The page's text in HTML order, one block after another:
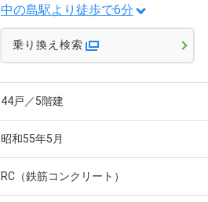
中の島駅より徒歩で6分
乗り換え検索
44戸／5階建
昭和55年5月
RC（鉄筋コンクリート）